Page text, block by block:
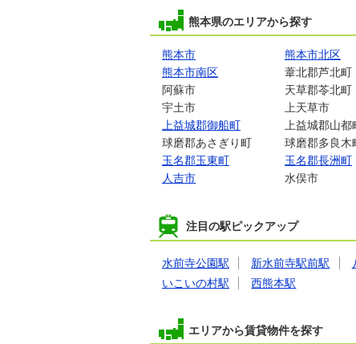
熊本県のエリアから探す
熊本市 熊本市北区
熊本市南区
葦北郡芦北町
阿蘇市
天草郡苓北町
宇土市
上天草市
上益城郡御船町
上益城郡山都
球磨郡あさぎり町
球磨郡多良木
玉名郡玉東町
玉名郡長洲町
人吉市
水俣市
注目の駅ピックアップ
水前寺公園駅 新水前寺駅前駅
いこいの村駅
西熊本駅
エリアから賃貸物件を探す